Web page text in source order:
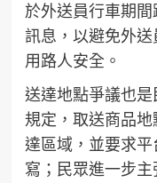
於外送員行車期
訊息，以避免外
用路人安全。
送達地點爭議也
規定，取送商品
達區域，並要求
寫；民眾進一步